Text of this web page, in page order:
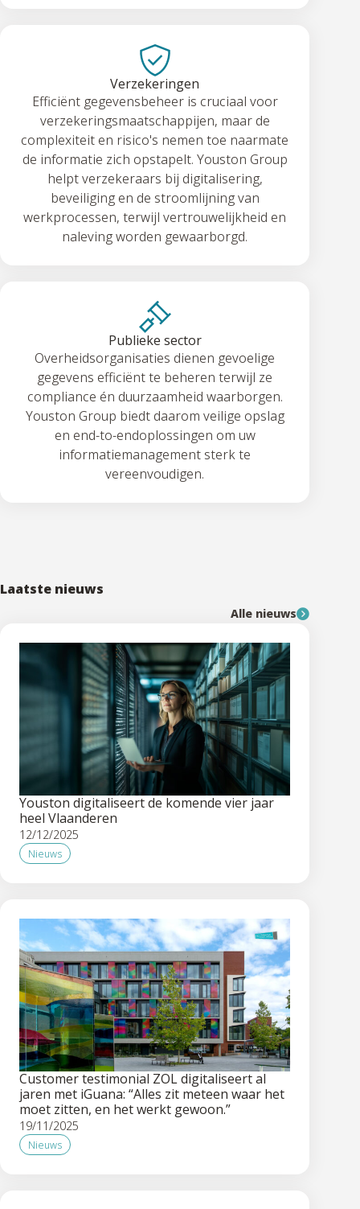
Verzekeringen
Efficiënt gegevensbeheer is cruciaal voor
verzekeringsmaatschappijen, maar de
complexiteit en risico's nemen toe naarmate
de informatie zich opstapelt. Youston Group
helpt verzekeraars bij digitalisering,
beveiliging en de stroomlijning van
werkprocessen, terwijl vertrouwelijkheid en
naleving worden gewaarborgd.
Publieke sector
Overheidsorganisaties dienen gevoelige
gegevens efficiënt te beheren terwijl ze
compliance én duurzaamheid waarborgen.
Youston Group biedt daarom veilige opslag
en end-to-endoplossingen om uw
informatiemanagement sterk te
vereenvoudigen.
Laatste nieuws
Alle nieuws
Youston digitaliseert de komende vier jaar
heel Vlaanderen
12/12/2025
Nieuws
Customer testimonial ZOL digitaliseert al
jaren met iGuana: “Alles zit meteen waar het
moet zitten, en het werkt gewoon.”
19/11/2025
Nieuws